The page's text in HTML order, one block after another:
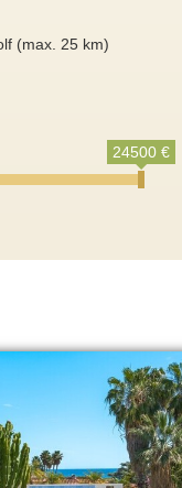
(max. 25 km)
24500 €